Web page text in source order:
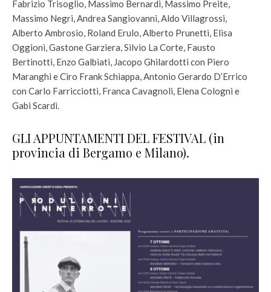
Fabrizio Trisoglio, Massimo Bernardi, Massimo Preite,
Massimo Negri, Andrea Sangiovanni, Aldo Villagrossi,
Alberto Ambrosio, Roland Erulo, Alberto Prunetti, Elisa
Oggioni, Gastone Garziera, Silvio La Corte, Fausto
Bertinotti, Enzo Galbiati, Jacopo Ghilardotti con Piero
Maranghi e Ciro Frank Schiappa, Antonio Gerardo D’Errico
con Carlo Farricciotti, Franca Cavagnoli, Elena Cologni e
Gabi Scardi.
GLI APPUNTAMENTI DEL FESTIVAL (in
provincia di Bergamo e Milano).